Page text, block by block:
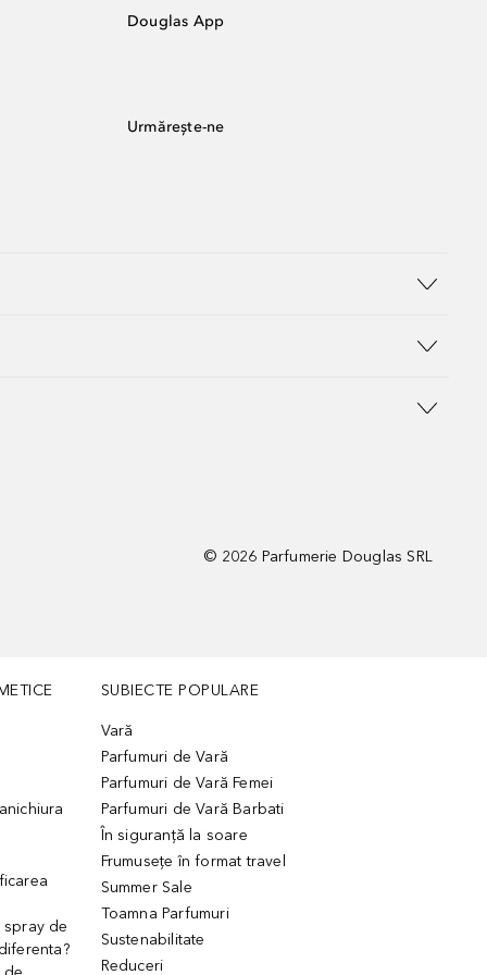
Douglas App
Urmărește-ne
© 2026 Parfumerie Douglas SRL
spray de
SUBIECTE POPULARE
Vară
Parfumuri de Vară
Parfumuri de Vară Femei
Parfumuri de Vară Barbati
În siguranță la soare
Frumusețe în format travel
Summer Sale
Toamna Parfumuri
Sustenabilitate
Reduceri